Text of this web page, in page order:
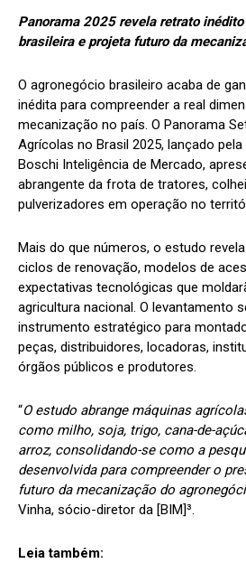
Panorama 2025 revela retrato
brasileira e projeta futuro da
O agronegócio brasileiro acaba de
inédita para compreender a real
mecanização no país. O Panorama
Agrícolas no Brasil 2025, lançado
Boschi Inteligência de Mercado,
abrangente da frota de tratores,
pulverizadores em operação no
Mais do que números, o estudo
ciclos de renovação, modelos de
expectativas tecnológicas que
agricultura nacional. O levantamento
instrumento estratégico para
peças, distribuidores, locadoras,
órgãos públicos e produtores.
“O estudo abrange máquinas
como milho, soja, trigo, cana-de-
arroz, consolidando-se como a
desenvolvida para compreender o
futuro da mecanização do
Vinha, sócio-diretor da [BIM]³.
Leia também: